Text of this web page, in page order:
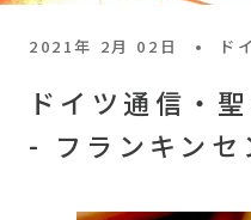
2021年 2月 02日 ド
ドイツ通信・
- フランキンセ